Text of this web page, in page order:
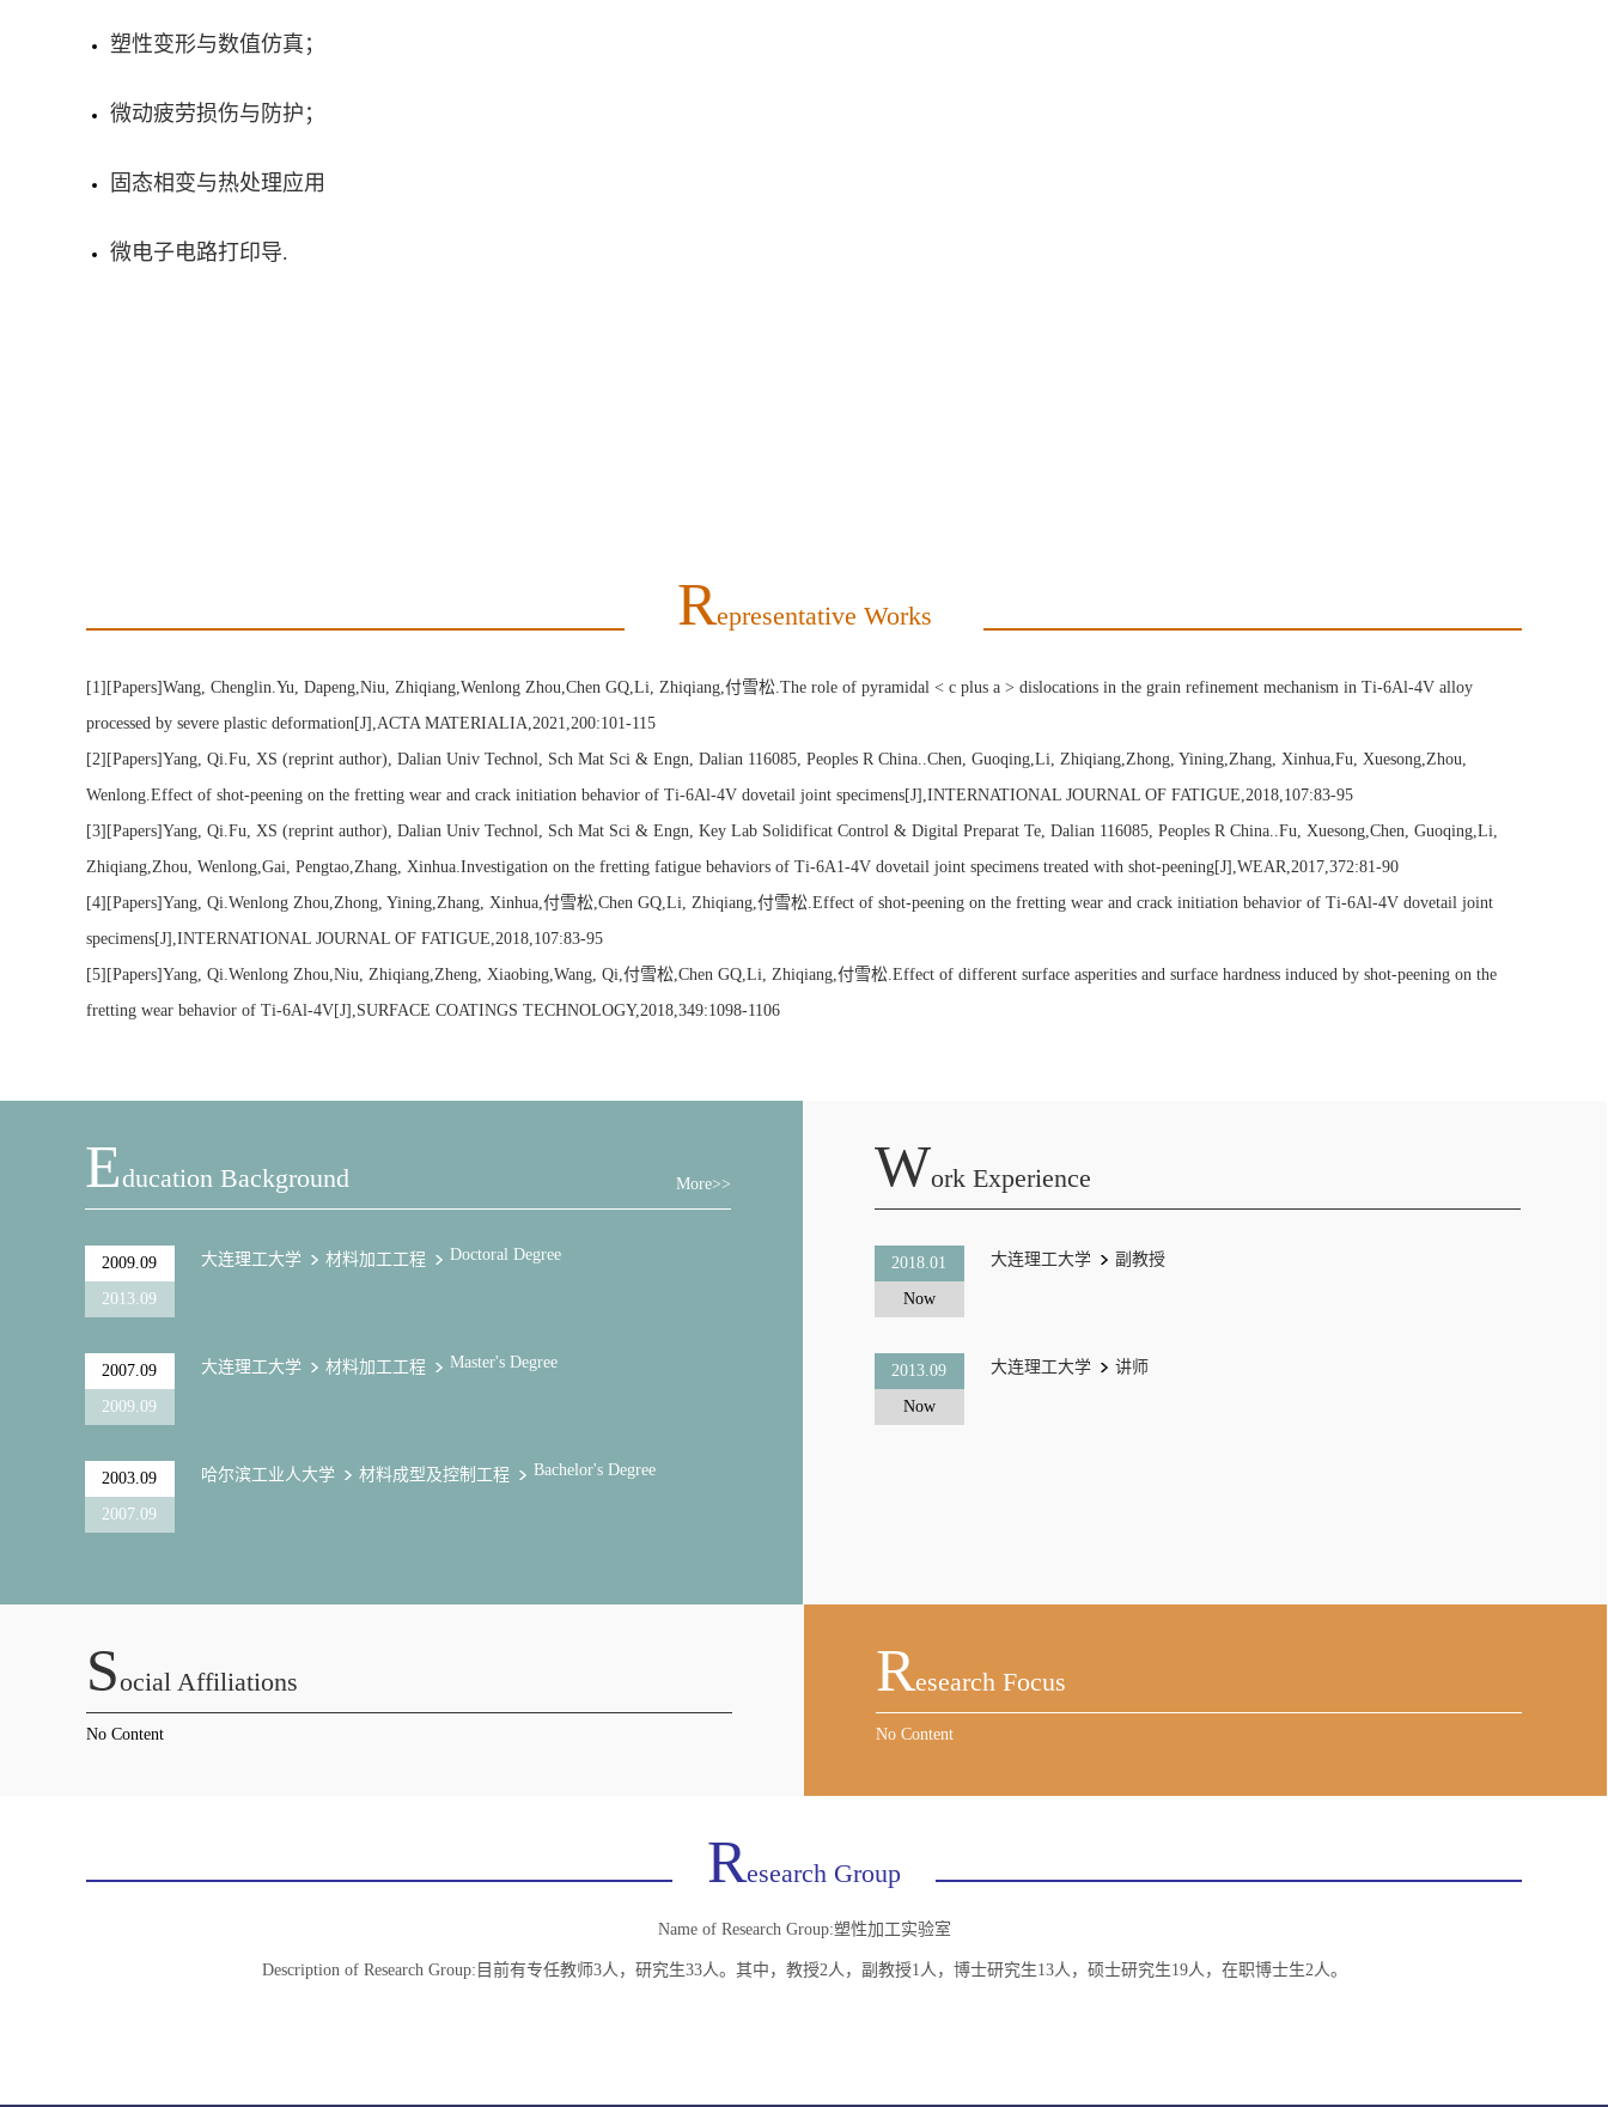
塑性变形与数值仿真 ；
微动疲劳损伤与防护 ；
固态相变与热处理应用
微电子电路打印导.
REpresentative Works
[1][Papers]Wang, Chenglin.Yu, Dapeng,Niu, Zhiqiang,Wenlong Zhou,Chen GQ,Li, Zhiqiang,付雪松.The role of pyramidal < c plus a > dislocations in the grain refinement mechanism in Ti-6Al-4V alloy
processed by severe plastic deformation[J],ACTA MATERIALIA,2021,200:101-115
[2][Papers]Yang, Qi.Fu, XS (reprint author), Dalian Univ Technol, Sch Mat Sci & Engn, Dalian 116085, Peoples R China..Chen, Guoqing,Li, Zhiqiang,Zhong, Yining,Zhang, Xinhua,Fu, Xuesong,Zhou,
Wenlong.Effect of shot-peening on the fretting wear and crack initiation behavior of Ti-6Al-4V dovetail joint specimens[J],INTERNATIONAL JOURNAL OF FATIGUE,2018,107:83-95
[3][Papers]Yang, Qi.Fu, XS (reprint author), Dalian Univ Technol, Sch Mat Sci & Engn, Key Lab Solidificat Control & Digital Preparat Te, Dalian 116085, Peoples R China..Fu, Xuesong,Chen, Guoqing,Li,
Zhiqiang,Zhou, Wenlong,Gai, Pengtao,Zhang, Xinhua.Investigation on the fretting fatigue behaviors of Ti-6A1-4V dovetail joint specimens treated with shot-peening[J],WEAR,2017,372:81-90
[4][Papers]Yang, Qi.Wenlong Zhou,Zhong, Yining,Zhang, Xinhua,付雪松,Chen GQ,Li, Zhiqiang,付雪松.Effect of shot-peening on the fretting wear and crack initiation behavior of Ti-6Al-4V dovetail joint
specimens[J],INTERNATIONAL JOURNAL OF FATIGUE,2018,107:83-95
[5][Papers]Yang, Qi.Wenlong Zhou,Niu, Zhiqiang,Zheng, Xiaobing,Wang, Qi,付雪松,Chen GQ,Li, Zhiqiang,付雪松.Effect of different surface asperities and surface hardness induced by shot-peening on the
fretting wear behavior of Ti-6Al-4V[J],SURFACE COATINGS TECHNOLOGY,2018,349:1098-1106
EDucation Background More>>
2009.09
2013.09
大连理工大学 材料加工工程 Doctoral Degree
2007.09
2009.09
大连理工大学 材料加工工程 Master's Degree
2003.09
2007.09
哈尔滨工业人大学 材料成型及控制工程 Bachelor's Degree
WOrk Experience
2018.01
Now
大连理工大学 副教授
2013.09
Now
大连理工大学 讲师
SOcial Affiliations
No Content
REsearch Focus
No Content
REsearch Group
Name of Research Group:塑性加工实验室
Description of Research Group:目前有专任教师3人，研究生33人。其中，教授2人，副教授1人，博士研究生13人，硕士研究生19人，在职博士生2人。